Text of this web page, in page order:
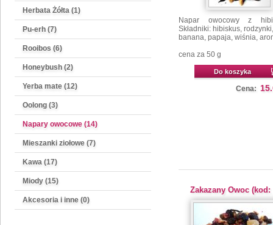
Herbata Żółta (1)
Pu-erh (7)
Rooibos (6)
Honeybush (2)
Yerba mate (12)
Oolong (3)
Napary owocowe (14)
Mieszanki ziołowe (7)
Kawa (17)
Miody (15)
Akcesoria i inne (0)
Napar owocowy z
Składniki: hibiskus,
banana, papaja, wiśnia,
cena za 50 g
Do koszyka
Cena:
Zakazany Owoc (kod: